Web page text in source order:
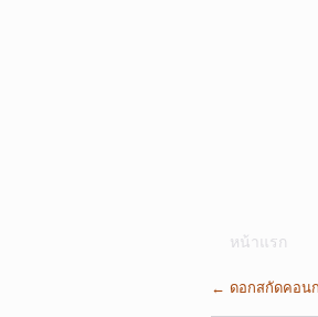
หน้าแรก
← ดอกสกัดคอน